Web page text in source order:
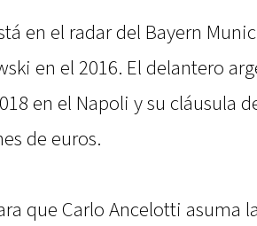
en el radar del Bayern
en el 2016. El delantero
en el Napoli y su cláusula
de euros.
que Carlo Ancelotti asuma